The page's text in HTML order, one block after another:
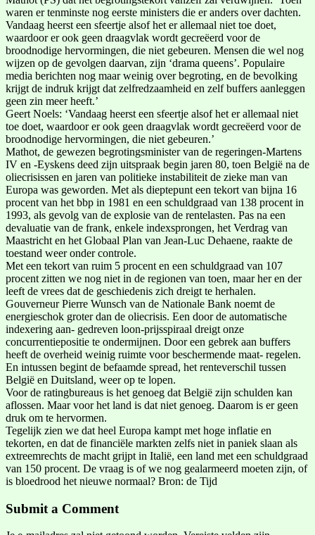
waren er tenminste nog eerste ministers die er anders over dachten.
Vandaag heerst een sfeertje alsof het er allemaal niet toe doet,
waardoor er ook geen draagvlak wordt gecreëerd voor de
broodnodige hervormingen, die niet gebeuren. Mensen die wel nog
wijzen op de gevolgen daarvan, zijn ‘drama queens’. Populaire
media berichten nog maar weinig over begroting, en de bevolking
krijgt de indruk krijgt dat zelfredzaamheid en zelf buffers aanleggen
geen zin meer heeft.’
Geert Noels: ‘Vandaag heerst een sfeertje alsof het er allemaal niet
toe doet, waardoor er ook geen draagvlak wordt gecreëerd voor de
broodnodige hervormingen, die niet gebeuren.’
Mathot, de gewezen begrotingsminister van de regeringen-Martens
IV en -Eyskens deed zijn uitspraak begin jaren 80, toen België na de
oliecrisissen en jaren van politieke instabiliteit de zieke man van
Europa was geworden. Met als dieptepunt een tekort van bijna 16
procent van het bbp in 1981 en een schuldgraad van 138 procent in
1993, als gevolg van de explosie van de rentelasten. Pas na een
devaluatie van de frank, enkele indexsprongen, het Verdrag van
Maastricht en het Globaal Plan van Jean-Luc Dehaene, raakte de
toestand weer onder controle.
Met een tekort van ruim 5 procent en een schuldgraad van 107
procent zitten we nog niet in de regionen van toen, maar her en der
leeft de vrees dat de geschiedenis zich dreigt te herhalen.
Gouverneur Pierre Wunsch van de Nationale Bank noemt de
energieschok groter dan de oliecrisis. Een door de automatische
indexering aan- gedreven loon-prijsspiraal dreigt onze
concurrentiepositie te ondermijnen. Door een gebrek aan buffers
heeft de overheid weinig ruimte voor beschermende maat- regelen.
En intussen begint de befaamde spread, het renteverschil tussen
België en Duitsland, weer op te lopen.
Voor de ratingbureaus is het genoeg dat België zijn schulden kan
aflossen. Maar voor het land is dat niet genoeg. Daarom is er geen
druk om te hervormen.
Tegelijk zien we dat heel Europa kampt met hoge inflatie en
tekorten, en dat de financiële markten zelfs niet in paniek slaan als
extreemrechts de macht grijpt in Italië, een land met een schuldgraad
van 150 procent. De vraag is of we nog gealarmeerd moeten zijn, of
is bloedrood het nieuwe normaal? Bron: de Tijd
Submit a Comment